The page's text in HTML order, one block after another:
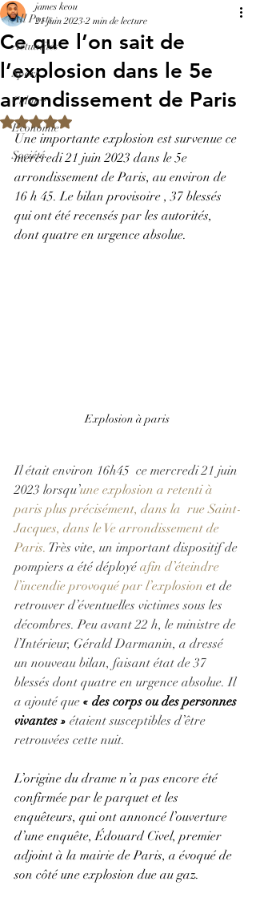
All Posts
Actualités
Sport
Culture
Economie
Société
Ce que l’on sait de
l’explosion dans le 5e
arrondissement de Paris
james keou
21 juin 2023 2 min de lecture
Noté NaN étoiles sur 5.
Une importante explosion est survenue ce
mercredi 21 juin 2023 dans le 5e
arrondissement de Paris, au environ de
16 h 45. Le bilan provisoire , 37 blessés
qui ont été recensés par les autorités,
dont quatre en urgence absolue.
Explosion à paris
Il était environ 16h45  ce mercredi 21 juin
2023 lorsqu’une explosion a retenti à
paris plus précisément, dans la  rue Saint-
Jacques, dans le Ve arrondissement de
Paris. Très vite, un important dispositif de
pompiers a été déployé afin d’éteindre
l’incendie provoqué par l’explosion et de
retrouver d’éventuelles victimes sous les
décombres. Peu avant 22 h, le ministre de
l’Intérieur, Gérald Darmanin, a dressé
un nouveau bilan, faisant état de 37
blessés dont quatre en urgence absolue. Il
a ajouté que « des corps ou des personnes
vivantes » étaient susceptibles d’être
retrouvées cette nuit.
L’origine du drame n’a pas encore été
confirmée par le parquet et les
enquêteurs, qui ont annoncé l’ouverture
d’une enquête, Édouard Civel, premier
adjoint à la mairie de Paris, a évoqué de
son côté une explosion due au gaz.